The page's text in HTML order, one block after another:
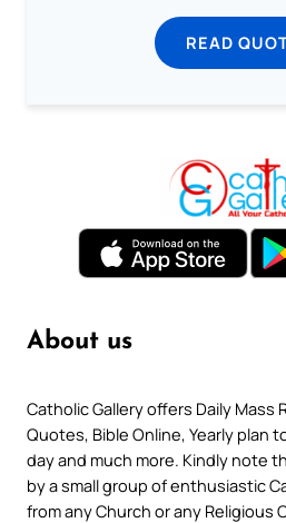
READ
About us
Catholic Gallery offers Daily Mass
Quotes, Bible Online, Yearly plan
day and much more. Kindly note
by a small group of enthusiastic
from any Church or any Religious